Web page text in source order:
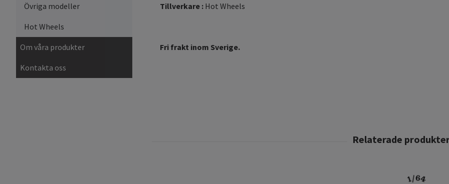
Övriga modeller
Hot Wheels
Om våra produkter
Kontakta oss
Tillverkare : Hot Wheels
Fri frakt inom Sverige.